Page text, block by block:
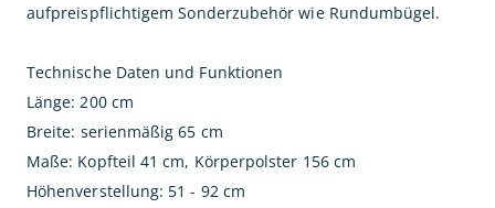
aufpreispflichtigem Sonderzubehör wie Rundumbügel.
Technische Daten und Funktionen
Länge: 200 cm
Breite: serienmäßig 65 cm
Maße: Kopfteil 41 cm, Körperpolster 156 cm
Höhenverstellung: 51 - 92 cm